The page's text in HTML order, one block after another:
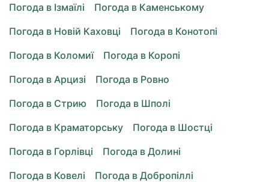
Погода в Ізмаїлі
Погода в Каменському
Погода в Новій Каховці
Погода в Конотопі
Погода в Коломиї
Погода в Коропі
Погода в Арцизі
Погода в Ровно
Погода в Стрию
Погода в Шполі
Погода в Краматорську
Погода в Шостці
Погода в Горлівці
Погода в Долині
Погода в Ковелі
Погода в Добропіллі